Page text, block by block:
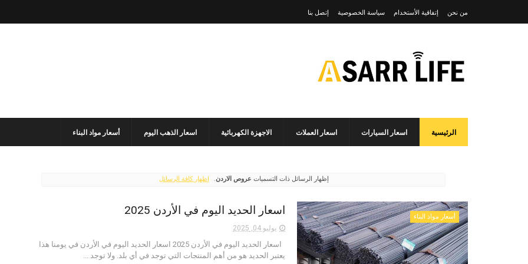
من نحن إتفاقية الأستخدام سياسة الخصوصية إتصل بنا
الرئيسية اسعار السيارات اسعار العملات الاجهزة الكهربائية اسعار الذهب اليوم أسعار مواد البناء
‏إظهار الرسائل ذات التسميات عروص الاردن. إظهار كافة الرسائل
أسعار مواد البناء اسعار الحديد اليوم في الأردن 2025
يوليو 04, 2025
اسعار الحديد اليوم في الأردن 2025 اسعار الحديد اليوم في الأردن في يومنا هذا
يعتبر الحديد هو من أهم المنتجات التي توجد في أي بلد. ولا توجد ...